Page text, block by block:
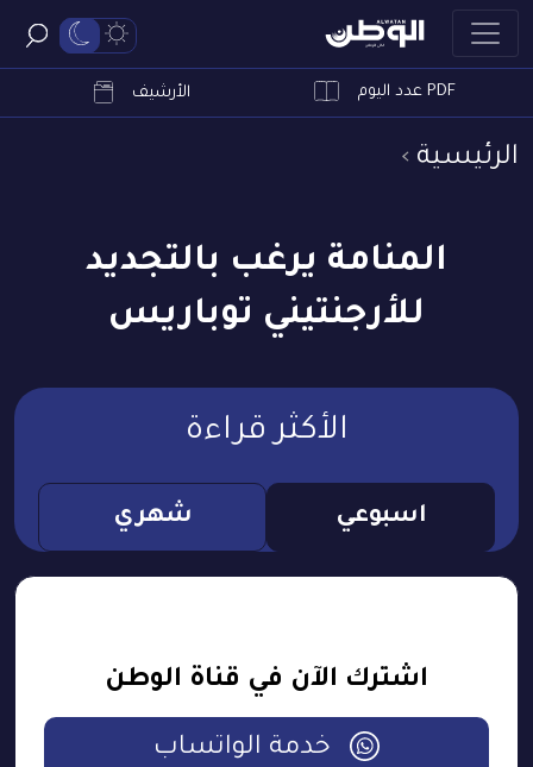
PDF عدد اليوم الأرشيف
الرئيسية
المنامة يرغب بالتجديد
للأرجنتيني توباريس
الأكثر قراءة
اسبوعي شهري
اشترك الآن في قناة الوطن
خدمة الواتساب